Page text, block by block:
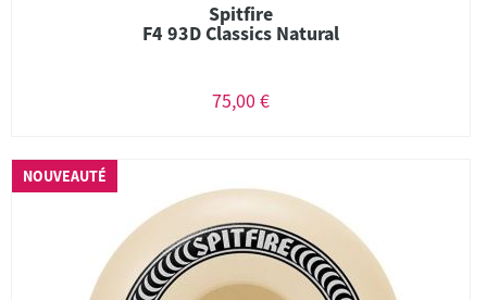
Spitfire
F4 93D Classics Natural
75,00 €
NOUVEAUTÉ